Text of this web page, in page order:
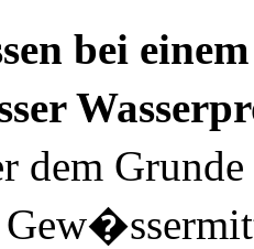
bei